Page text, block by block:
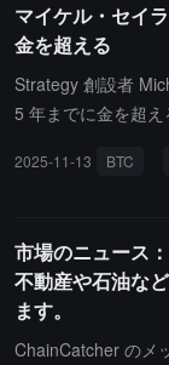
する際に、トーク
しました。Reality
資産純価値（NAV
グをサポートする
続き拡大し、UEX
化现象。尽管比特
的两倍多。过去一
利了结也在情理之
让行业稍作休整，
マイケル・セイ
金を超える
Strategy 創設者
5 年までに金を超
も大きな資産クラス
2025-11-13 BTC
市場のニュース
不動産や石油な
ます。
ChainCatcher のメ